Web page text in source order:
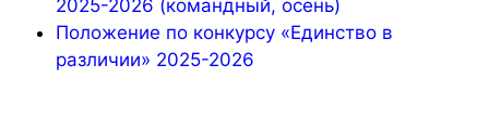
2025-2026 (командный, осень)
Положение по конкурсу «Единство в
различии» 2025-2026